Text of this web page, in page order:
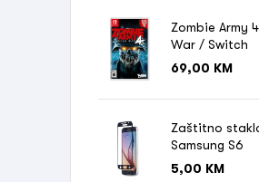
Zombie Army
War / Switch
69,00 KM
Zaštitno
Samsung S6
5,00 KM